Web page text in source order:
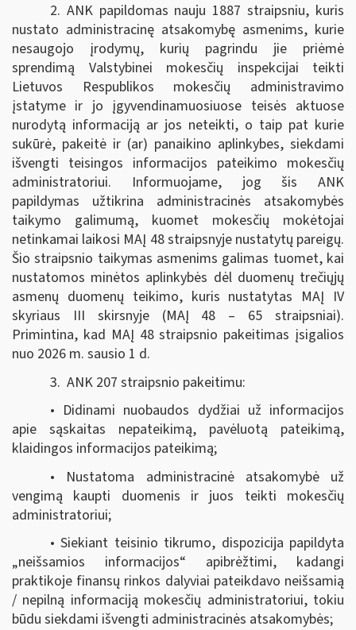
2. ANK papildomas nauju 1887 straipsniu, kuris
nustato administracinę atsakomybę asmenims, kurie
nesaugojo įrodymų, kurių pagrindu jie priėmė
sprendimą Valstybinei mokesčių inspekcijai teikti
Lietuvos Respublikos mokesčių administravimo
įstatyme ir jo įgyvendinamuosiuose teisės aktuose
nurodytą informaciją ar jos neteikti, o taip pat kurie
sukūrė, pakeitė ir (ar) panaikino aplinkybes, siekdami
išvengti teisingos informacijos pateikimo mokesčių
administratoriui. Informuojame, jog šis ANK
papildymas užtikrina administracinės atsakomybės
taikymo galimumą, kuomet mokesčių mokėtojai
netinkamai laikosi MAĮ 48 straipsnyje nustatytų pareigų.
Šio straipsnio taikymas asmenims galimas tuomet, kai
nustatomos minėtos aplinkybės dėl duomenų trečiųjų
asmenų duomenų teikimo, kuris nustatytas MAĮ IV
skyriaus III skirsnyje (MAĮ 48 – 65 straipsniai).
Primintina, kad MAĮ 48 straipsnio pakeitimas įsigalios
nuo 2026 m. sausio 1 d.
3. ANK 207 straipsnio pakeitimu:
• Didinami nuobaudos dydžiai už informacijos
apie sąskaitas nepateikimą, pavėluotą pateikimą,
klaidingos informacijos pateikimą;
• Nustatoma administracinė atsakomybė už
vengimą kaupti duomenis ir juos teikti mokesčių
administratoriui;
• Siekiant teisinio tikrumo, dispozicija papildyta
„neišsamios informacijos“ apibrėžtimi, kadangi
praktikoje finansų rinkos dalyviai pateikdavo neišsamią
/ nepilną informaciją mokesčių administratoriui, tokiu
būdu siekdami išvengti administracinės atsakomybės;